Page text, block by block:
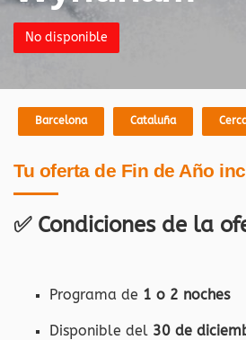
No disponible
Barcelona Cataluña
Tu oferta de Fin de Año
✅ Condiciones de la
Programa de 1 o 2 noches
Disponible del 30 de